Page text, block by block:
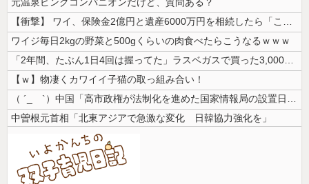
元温泉ピンクコンパニオンだけど、質問ある？
【衝撃】 ワイ、保険金2億円と遺産6000万円を相続したら「こう」なっ...
ワイジ毎日2kgの野菜と500gくらいの肉食べたらこうなるｗｗｗ
「2年間、たぶん1日4回は握ってた」ラスベガスで買った3,000円のキ...
【ｗ】物凄くカワイイ子猫の取っ組み合い！
（ ´_ゝ`）中国「高市政権が法制化を進めた国家情報局の設置日が7月3...
中曽根元首相「北東アジアで急激な変化 日韓協力強化を」